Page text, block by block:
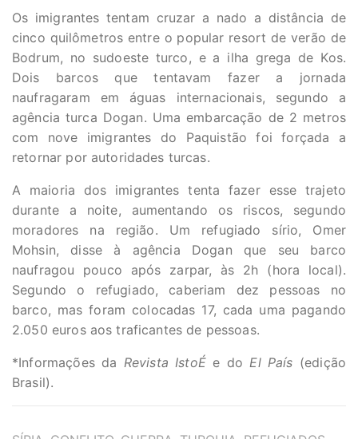
Os imigrantes tentam cruzar a nado a distância de
cinco quilômetros entre o popular resort de verão de
Bodrum, no sudoeste turco, e a ilha grega de Kos.
Dois barcos que tentavam fazer a jornada
naufragaram em águas internacionais, segundo a
agência turca Dogan. Uma embarcação de 2 metros
com nove imigrantes do Paquistão foi forçada a
retornar por autoridades turcas.
A maioria dos imigrantes tenta fazer esse trajeto
durante a noite, aumentando os riscos, segundo
moradores na região. Um refugiado sírio, Omer
Mohsin, disse à agência Dogan que seu barco
naufragou pouco após zarpar, às 2h (hora local).
Segundo o refugiado, caberiam dez pessoas no
barco, mas foram colocadas 17, cada uma pagando
2.050 euros aos traficantes de pessoas.
*Informações da Revista IstoÉe doEl País (edição
Brasil).
TAGS